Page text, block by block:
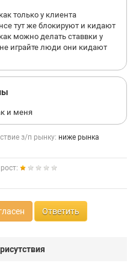
только у клиента
тут же блокируют и кидают
можно делать ставвки у
играйте люди они кидают
и меня
з/п рынку: ниже рынка
Ответить